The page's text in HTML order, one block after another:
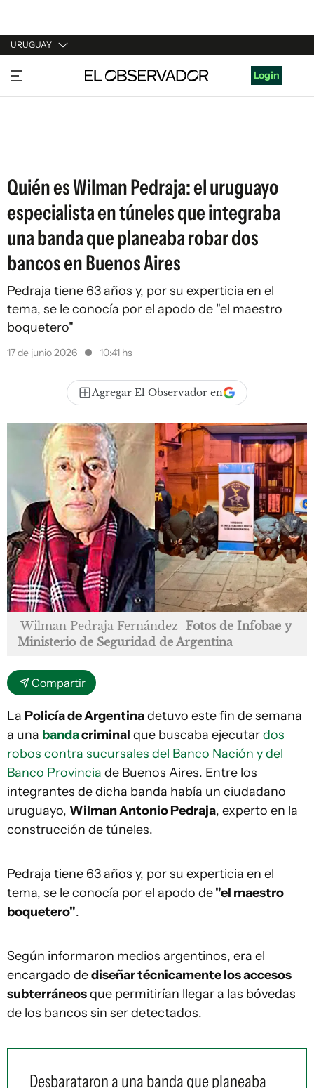
URUGUAY
URUGUAY
ARGENTINA
Login
Quién es Wilman Pedraja: el uruguayo
especialista en túneles que integraba
una banda que planeaba robar dos
bancos en Buenos Aires
Pedraja tiene 63 años y, por su experticia en el
tema, se le conocía por el apodo de "el maestro
boquetero"
17 de junio 2026 10:41 hs
Agregar El Observador en
Wilman Pedraja Fernández Fotos de Infobae y
Ministerio de Seguridad de Argentina
Compartir
La Policía de Argentinadetuvo este fin de semana
a una bandacriminal que buscaba ejecutardos
robos contra sucursales del Banco Nación y del
Banco Provincia de Buenos Aires. Entre los
integrantes de dicha banda había un ciudadano
uruguayo, Wilman Antonio Pedraja, experto en la
construcción de túneles.
Pedraja tiene 63 años y, por su experticia en el
tema, se le conocía por el apodo de"el maestro
boquetero".
Según informaron medios argentinos, era el
encargado dediseñar técnicamente los accesos
subterráneosque permitirían llegar a las bóvedas
de los bancos sin ser detectados.
Desbarataron a una banda que planeaba